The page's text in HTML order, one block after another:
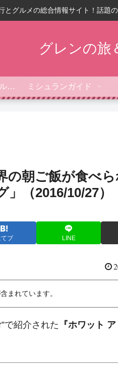
とグルメの総合情報サイト！話題
グレンの旅
フォーブス・トラベルガイド ミシュランガイド
の朝ご飯が食べ
（2016/10/27）
ブ LINE
まれています。
で紹介された 『ホワット